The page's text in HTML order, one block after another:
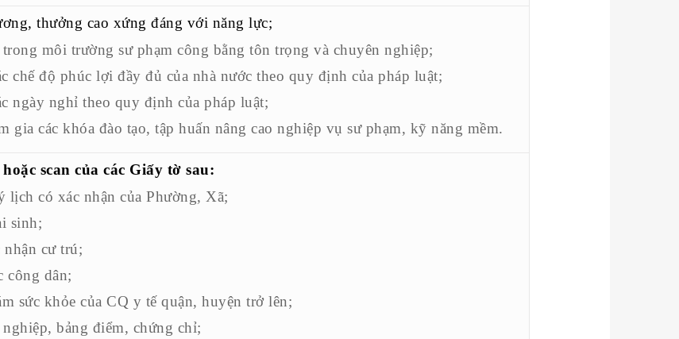
thưởng cao xứng đáng với năng lực;
môi trường sư phạm công bằng tôn trọng và chuyên nghiệp;
chế độ phúc lợi đầy đủ của nhà nước theo quy định của pháp luật;
ngày nghỉ theo quy định của pháp luật;
gia các khóa đào tạo, tập huấn nâng cao nghiệp vụ sư phạm, kỹ năng mềm.
scan của các Giấy tờ sau:
lịch có xác nhận của Phường, Xã;
sinh;
cư trú;
công dân;
sức khỏe của CQ y tế quận, huyện trở lên;
bảng điểm, chứng chỉ;